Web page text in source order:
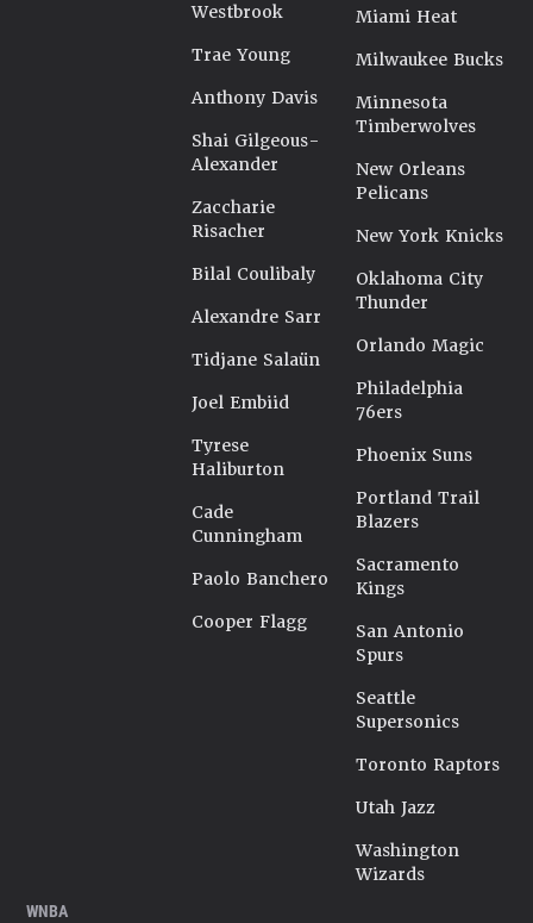
Westbrook
Trae Young
Anthony Davis
Shai Gilgeous-
Alexander
Zaccharie
Risacher
Bilal Coulibaly
Alexandre Sarr
Tidjane Salaün
Joel Embiid
Tyrese
Haliburton
Cade
Cunningham
Paolo Banchero
Cooper Flagg
Miami Heat
Milwaukee Bucks
Minnesota
Timberwolves
New Orleans
Pelicans
New York Knicks
Oklahoma City
Thunder
Orlando Magic
Philadelphia
76ers
Phoenix Suns
Portland Trail
Blazers
Sacramento
Kings
San Antonio
Spurs
Seattle
Supersonics
Toronto Raptors
Utah Jazz
Washington
Wizards
WNBA